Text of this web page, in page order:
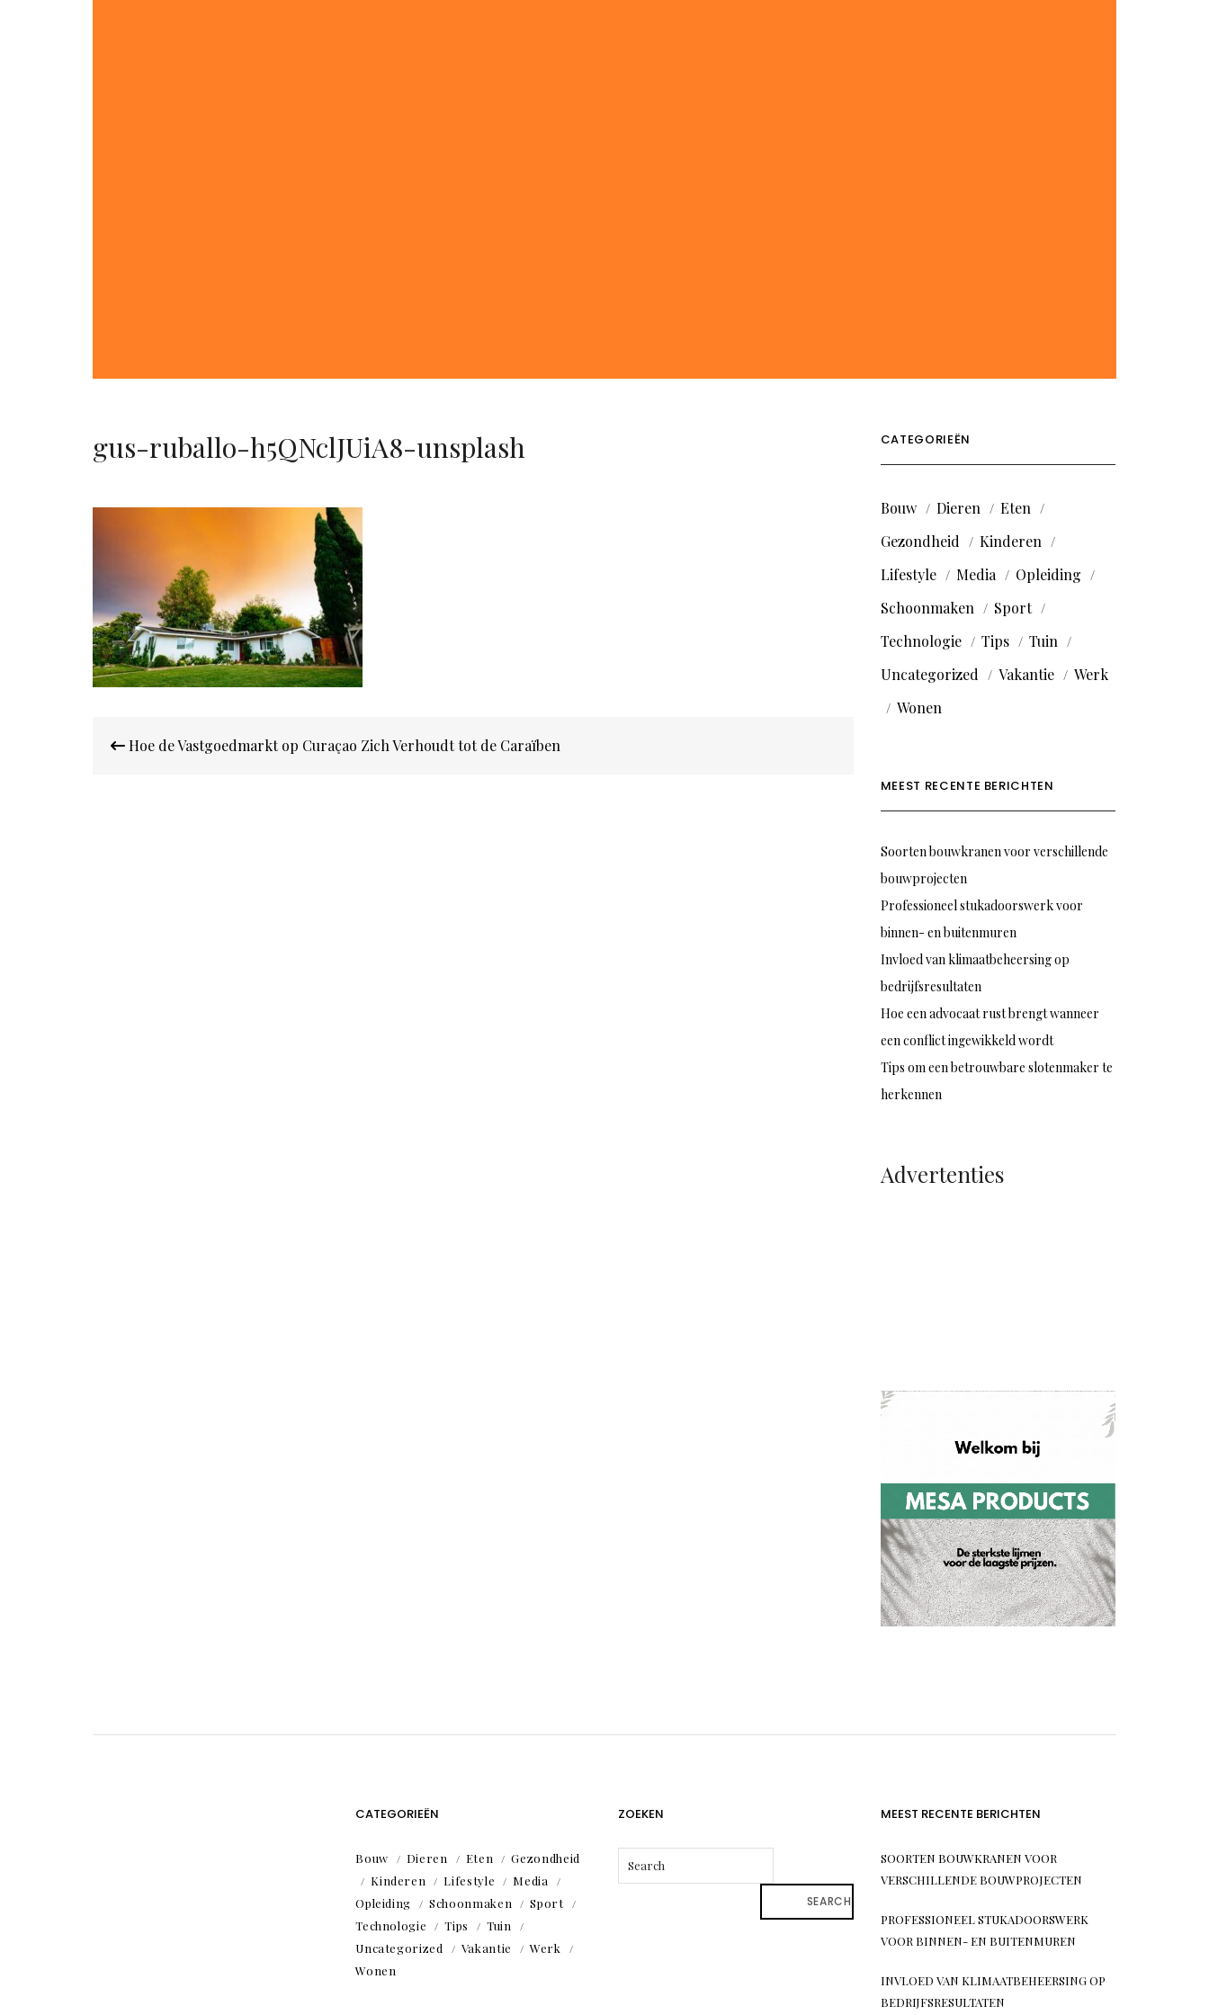
gus-ruballo-h5QNclJUiA8-unsplash
navigatie
Hoe de Vastgoedmarkt op Curaçao Zich Verhoudt tot de Caraïben
CATEGORIEËN
Bouw Dieren
Eten
Gezondheid
Kinderen
Lifestyle
Media
Opleiding
Schoonmaken
Sport
Technologie
Tips
Tuin
Uncategorized
Vakantie
Werk
Wonen
MEEST RECENTE BERICHTEN
Soorten bouwkranen voor verschillende
bouwprojecten
Professioneel stukadoorswerk voor
binnen- en buitenmuren
Invloed van klimaatbeheersing op
bedrijfsresultaten
Hoe een advocaat rust brengt wanneer
een conflict ingewikkeld wordt
Tips om een betrouwbare slotenmaker te
herkennen
Advertenties
CATEGORIEËN
Bouw Dieren Eten
Gezondheid
Kinderen
Lifestyle
Media
Opleiding
Schoonmaken
Sport
Technologie
Tips
Tuin
Uncategorized
Vakantie
Werk
Wonen
ZOEKEN
SEARCH
MEEST RECENTE BERICHTEN
SOORTEN BOUWKRANEN VOOR
VERSCHILLENDE BOUWPROJECTEN
PROFESSIONEEL STUKADOORSWERK
VOOR BINNEN- EN BUITENMUREN
INVLOED VAN KLIMAATBEHEERSING OP
BEDRIJFSRESULTATEN